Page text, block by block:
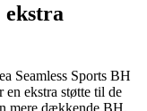
ekstra
Seamless Sports BH
ekstra støtte til de
mere dækkende BH.